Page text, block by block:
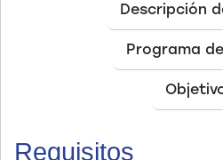
Descripción
Programa
Requisitos